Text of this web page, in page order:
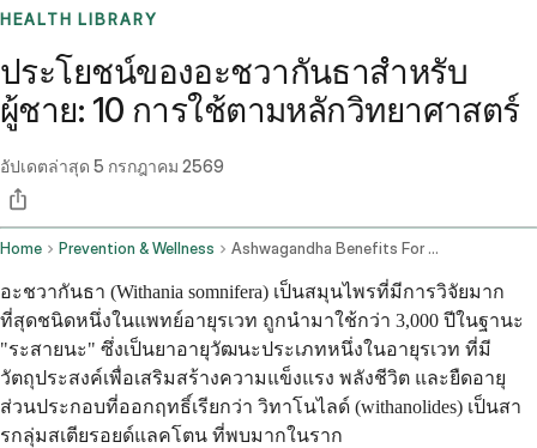
HEALTH LIBRARY
ประโยชน์ของอะชวากันธาสำหรับ
ผู้ชาย: 10 การใช้ตามหลักวิทยาศาสตร์
อัปเดตล่าสุด 5 กรกฎาคม 2569
Home Prevention & Wellness Ashwagandha Benefits For Men 10 Science Backed Uses
อะชวากันธา (Withania somnifera) เป็นสมุนไพรที่มีการวิจัยมาก
ที่สุดชนิดหนึ่งในแพทย์อายุรเวท ถูกนำมาใช้กว่า 3,000 ปีในฐานะ
"ระสายนะ" ซึ่งเป็นยาอายุวัฒนะประเภทหนึ่งในอายุรเวท ที่มี
วัตถุประสงค์เพื่อเสริมสร้างความแข็งแรง พลังชีวิต และยืดอายุ
ส่วนประกอบที่ออกฤทธิ์เรียกว่า วิทาโนไลด์ (withanolides) เป็นสา
รกลุ่มสเตียรอยด์แลคโตน ที่พบมากในราก